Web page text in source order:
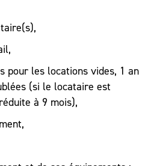
pour les locations vides, 1 an
(si le locataire est
à 9 mois),